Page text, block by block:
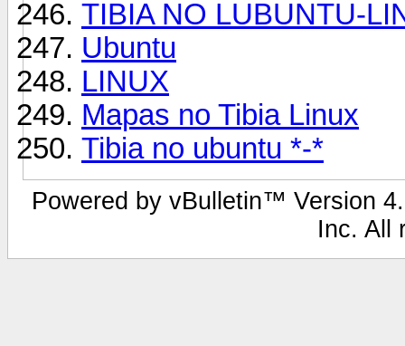
TIBIA NO LUBUNTU-
Ubuntu
LINUX
Mapas no Tibia Linux
Tibia no ubuntu *-*
Powered by vBulletin™ Version
Inc. All